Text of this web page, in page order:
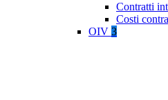
Contratti
Costi
OIV 3